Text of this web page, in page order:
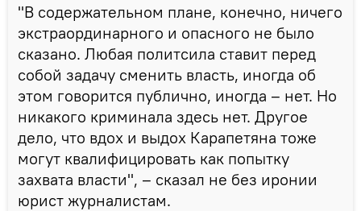
"В содержательном плане, конечно, ничего
экстраординарного и опасного не было
сказано. Любая политсила ставит перед
собой задачу сменить власть, иногда об
этом говорится публично, иногда – нет. Но
никакого криминала здесь нет. Другое
дело, что вдох и выдох Карапетяна тоже
могут квалифицировать как попытку
захвата власти", – сказал не без иронии
юрист журналистам.